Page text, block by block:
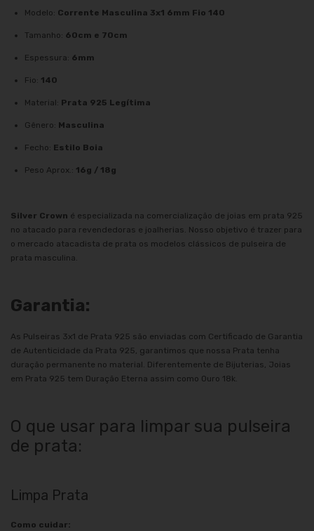
Modelo: Corrente Masculina 3x1 6mm Fio 140
Tamanho: 60cm e 70cm
Espessura: 6mm
Fio: 140
Material: Prata 925 Legítima
Gênero: Masculina
Fecho: Estilo Boia
Peso Aprox.: 16g / 18g
Silver Crown é especializada na comercialização de joias em prata 925
no atacado para revendedoras e joalherias. Nosso objetivo é trazer para
o mercado atacadista de prata os modelos clássicos de pulseira de
prata masculina.
Garantia:
As Pulseiras 3x1 de Prata 925 são enviadas com Certificado de Garantia
de Autenticidade da Prata 925, garantimos que nossa Prata tenha
duração permanente no material. Diferentemente de Bijuterias, Joias
em Prata 925 tem Duração Eterna assim como Ouro 18k.
O que usar para limpar sua pulseira
de prata:
Limpa Prata
Como cuidar: